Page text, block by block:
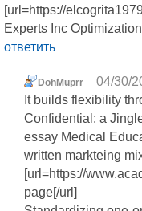
[url=https://
Experts Inc Optimization
ответить
DohMuprr
04/30/
It builds flexibility
Confidential: a
essay Medical
written markteing
[url=https://
page[/url]